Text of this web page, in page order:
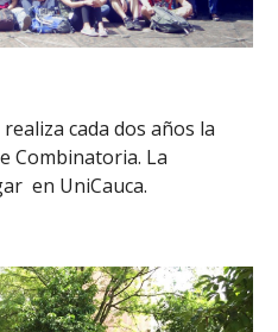
cada dos años la
en UniCauca.